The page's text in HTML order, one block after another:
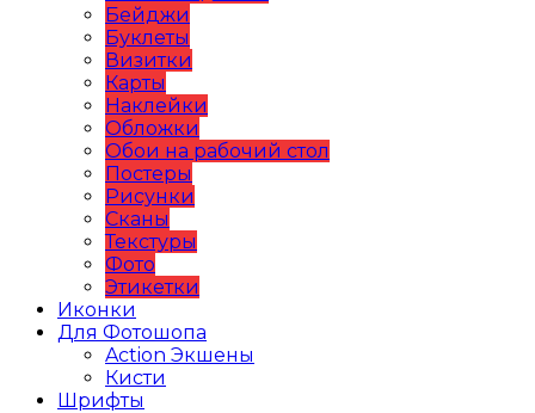
Бейджи
Буклеты
Визитки
Карты
Наклейки
Обложки
Обои на рабочий стол
Постеры
Рисунки
Сканы
Текстуры
Фото
Этикетки
Иконки
Для Фотошопа
Action Экшены
Кисти
Шрифты